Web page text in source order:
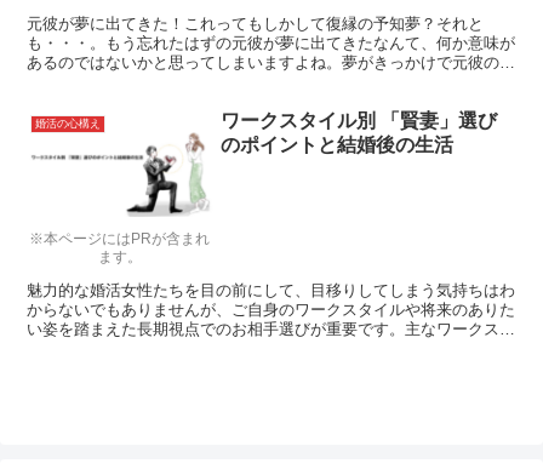
元彼が夢に出てきた！これってもしかして復縁の予知夢？それと
も・・・。もう忘れたはずの元彼が夢に出てきたなんて、何か意味が
あるのではないかと思ってしまいますよね。夢がきっかけで元彼の事
の点から考えてみましょう。
※本ページにはPRが含まれ
ます。
婚活の心構え
ワークスタイル別 「賢妻」選び
のポイントと結婚後の生活
魅力的な婚活女性たちを目の前にして、目移りしてしまう気持ちはわ
からないでもありませんが、ご自身のワークスタイルや将来のありた
い姿を踏まえた長期視点でのお相手選びが重要です。主なワークスタ